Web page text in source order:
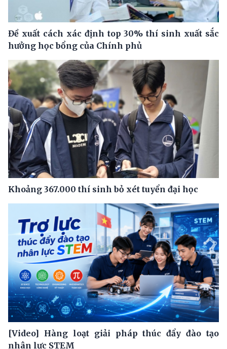
Đề xuất cách xác định top 30% thí sinh xuất sắc
hưởng học bổng của Chính phủ
Khoảng 367.000 thí sinh bỏ xét tuyển đại học
[Video] Hàng loạt giải pháp thúc đẩy đào tạo
nhân lực STEM